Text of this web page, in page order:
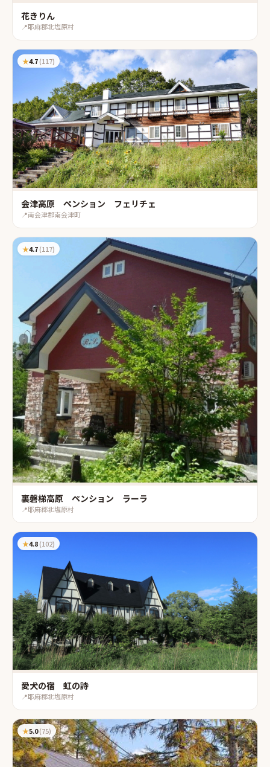
花きりん
📍耶麻郡北塩原村
★4.7(117)
会津高原 ペンション フェリチェ
📍南会津郡南会津町
★4.7(117)
裏磐梯高原 ペンション ラーラ
📍耶麻郡北塩原村
★4.8(102)
愛犬の宿 虹の詩
📍耶麻郡北塩原村
★5.0(75)